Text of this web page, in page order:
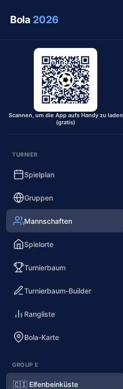
Bola 2026
Scannen, um die App aufs Handy zu laden
(gratis)
TURNIER
Spielplan
Gruppen
Mannschaften
Spielorte
Turnierbaum
Turnierbaum-Builder
Rangliste
Bola-Karte
GROUP E
🇨🇮 Elfenbeinküste